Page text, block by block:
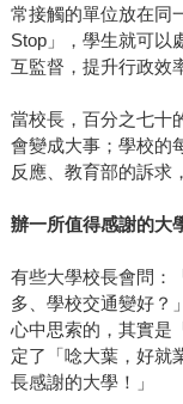
常接觸的單位放在同
Stop」，學生就可以
互監督，提升行政效
當校長，百分之七十
會變成大事；學校的
反應、教育部的訴求
辦一所值得感謝的大
有些大學校長會問：
多、學校交通變好？
心中思索的，其實是
定了「唸大葉，好就
長感謝的大學！」